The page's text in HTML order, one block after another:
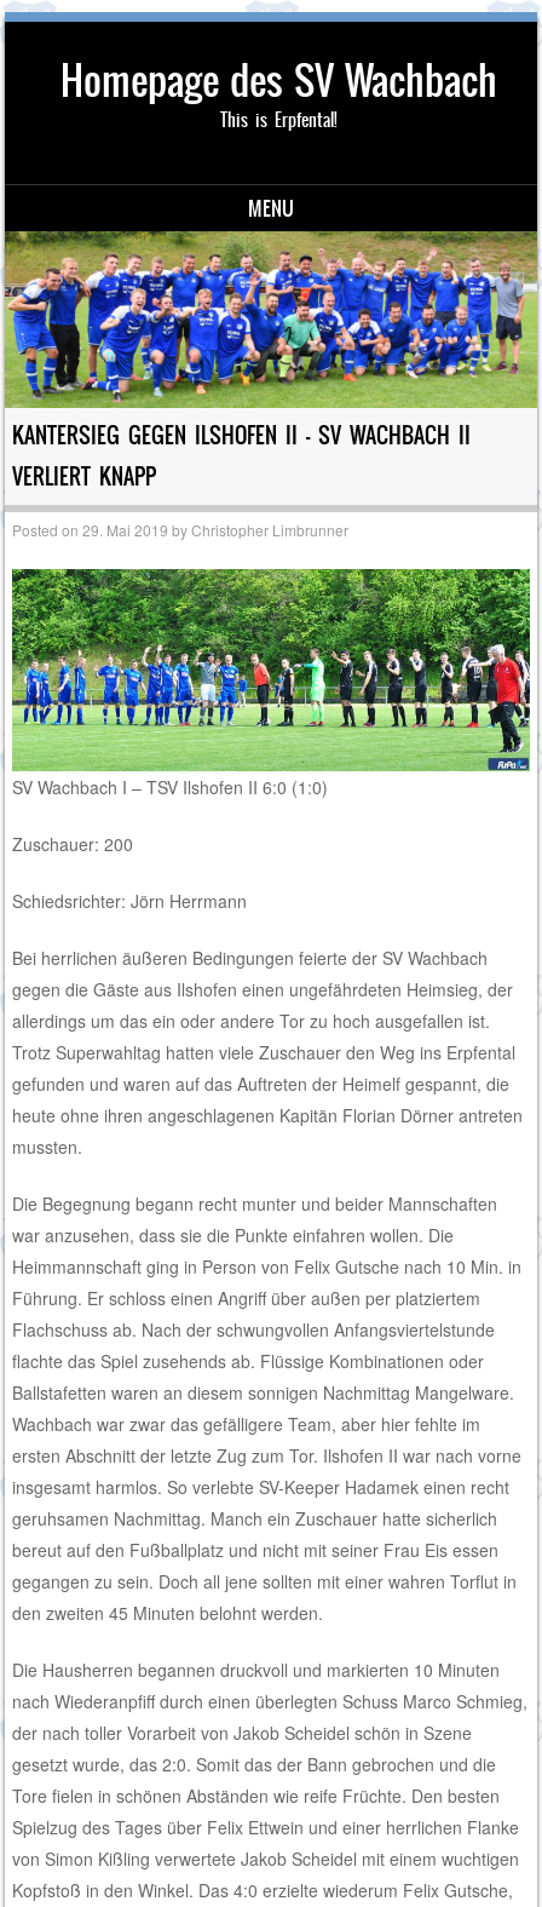
Homepage des SV Wachbach
This is Erpfental!
MENU
Skip to content
KANTERSIEG GEGEN ILSHOFEN II – SV WACHBACH II
VERLIERT KNAPP
Posted on29. Mai 2019 byChristopher Limbrunner
SV Wachbach I – TSV Ilshofen II 6:0 (1:0)
Zuschauer: 200
Schiedsrichter: Jörn Herrmann
Bei herrlichen äußeren Bedingungen feierte der SV Wachbach
gegen die Gäste aus Ilshofen einen ungefährdeten Heimsieg, der
allerdings um das ein oder andere Tor zu hoch ausgefallen ist.
Trotz Superwahltag hatten viele Zuschauer den Weg ins Erpfental
gefunden und waren auf das Auftreten der Heimelf gespannt, die
heute ohne ihren angeschlagenen Kapitän Florian Dörner antreten
mussten.
Die Begegnung begann recht munter und beider Mannschaften
war anzusehen, dass sie die Punkte einfahren wollen. Die
Heimmannschaft ging in Person von Felix Gutsche nach 10 Min. in
Führung. Er schloss einen Angriff über außen per platziertem
Flachschuss ab. Nach der schwungvollen Anfangsviertelstunde
flachte das Spiel zusehends ab. Flüssige Kombinationen oder
Ballstafetten waren an diesem sonnigen Nachmittag Mangelware.
Wachbach war zwar das gefälligere Team, aber hier fehlte im
ersten Abschnitt der letzte Zug zum Tor. Ilshofen II war nach vorne
insgesamt harmlos. So verlebte SV-Keeper Hadamek einen recht
geruhsamen Nachmittag. Manch ein Zuschauer hatte sicherlich
bereut auf den Fußballplatz und nicht mit seiner Frau Eis essen
gegangen zu sein. Doch all jene sollten mit einer wahren Torflut in
den zweiten 45 Minuten belohnt werden.
Die Hausherren begannen druckvoll und markierten 10 Minuten
nach Wiederanpfiff durch einen überlegten Schuss Marco Schmieg,
der nach toller Vorarbeit von Jakob Scheidel schön in Szene
gesetzt wurde, das 2:0. Somit das der Bann gebrochen und die
Tore fielen in schönen Abständen wie reife Früchte. Den besten
Spielzug des Tages über Felix Ettwein und einer herrlichen Flanke
von Simon Kißling verwertete Jakob Scheidel mit einem wuchtigen
Kopfstoß in den Winkel. Das 4:0 erzielte wiederum Felix Gutsche,